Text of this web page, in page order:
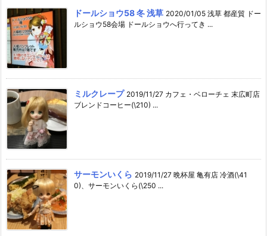
ドールショウ58 冬 浅草 2020/01/05 浅草 都産貿 ドー
ルショウ58会場 ドールショウへ行ってき ...
ミルクレープ 2019/11/27 カフェ・ベローチェ 末広町店
ブレンドコーヒー(\210) ...
サーモンいくら 2019/11/27 晩杯屋 亀有店 冷酒(\41
0)、サーモンいくら(\250 ...